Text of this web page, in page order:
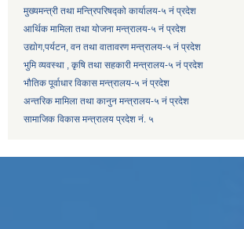
मुख्यमन्त्री तथा मन्त्रिपरिषद्को कार्यालय-५ नं प्रदेश
आर्थिक मामिला तथा योजना मन्त्रालय-५ नं प्रदेश
उद्याेग,पर्यटन, वन तथा वातावरण मन्त्रालय-५ नं प्रदेश
भुमि व्यवस्था , कृषि तथा सहकारी मन्त्रालय-५ नं प्रदेश
भौतिक पूर्वाधार विकास मन्त्रालय-५ नं प्रदेश
अन्तरिक मामिला तथा कानुन मन्त्रालय-५ नं प्रदेश
सामाजिक विकास मन्त्रालय प्रदेश नं. ५